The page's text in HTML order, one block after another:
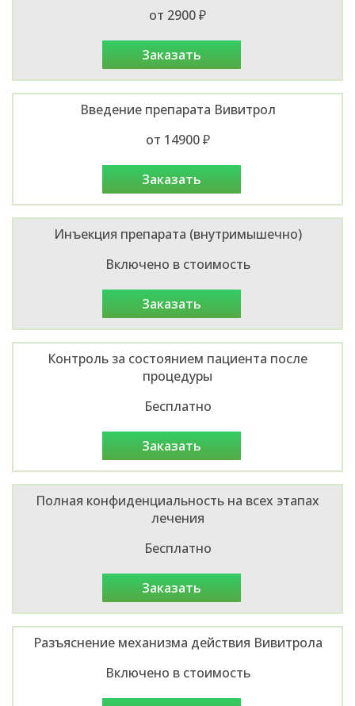
от 2900 ₽
заказать
Введение препарата Вивитрол
от 14900 ₽
заказать
Инъекция препарата (внутримышечно)
Включено в стоимость
заказать
Контроль за состоянием пациента после
процедуры
Бесплатно
заказать
Полная конфиденциальность на всех этапах
лечения
Бесплатно
заказать
Разъяснение механизма действия Вивитрола
Включено в стоимость